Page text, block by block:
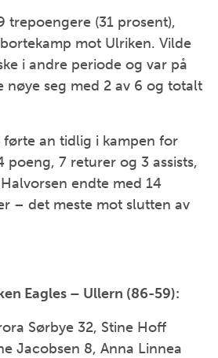
trepoengere (31 prosent),
mot Ulriken. Vilde
i andre periode og var på
nøye seg med 2 av 6 og totalt
an tidlig i kampen for
poeng, 7 returer og 3 assists,
endte med 14
– det meste mot slutten av
Eagles – Ullern (86-59):
Sørbye 32, Stine Hoff
Jacobsen 8, Anna Linnea